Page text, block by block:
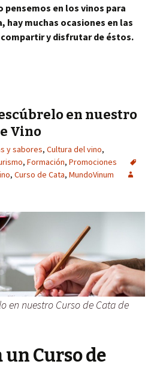
en los vinos para
hay muchas ocasiones en las
y disfrutar de éstos.
en nuestro
Vino
y sabores, Cultura del vino,
, Formación, Promociones
, Curso de Cata, MundoVinum
en nuestro Curso de Cata de
Curso de